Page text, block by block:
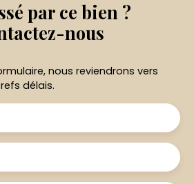
par ce bien ?
nous
nous reviendrons vers
délais.